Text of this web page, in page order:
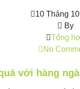
10 Tháng
By
Tổng
No
với hàng